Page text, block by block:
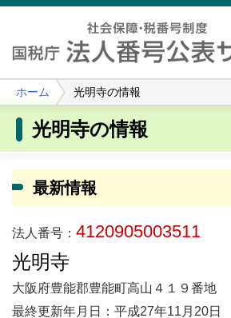
ホーム 光明寺の情報
光明寺の情報
最新情報
法人番号： 4120905003511
光明寺
大阪府豊能郡豊能町高山４１９番地
最終更新年月日：平成27年11月20日